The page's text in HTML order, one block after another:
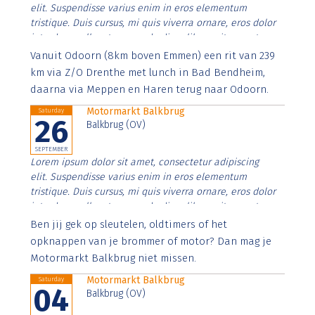
elit. Suspendisse varius enim in eros elementum
tristique. Duis cursus, mi quis viverra ornare, eros dolor
interdum nulla, ut commodo diam libero vitae erat.
Aenean faucibus nibh et justo cursus id rutrum lorem
imperdiet. Nunc ut sem vitae risus tristique posuere.
Vanuit Odoorn (8km boven Emmen) een rit van 239
km via Z/O Drenthe met lunch in Bad Bendheim,
daarna via Meppen en Haren terug naar Odoorn.
Saturday
26
SEPTEMBER
Motormarkt Balkbrug
Balkbrug (OV)
Lorem ipsum dolor sit amet, consectetur adipiscing
elit. Suspendisse varius enim in eros elementum
tristique. Duis cursus, mi quis viverra ornare, eros dolor
interdum nulla, ut commodo diam libero vitae erat.
Aenean faucibus nibh et justo cursus id rutrum lorem
imperdiet. Nunc ut sem vitae risus tristique posuere.
Ben jij gek op sleutelen, oldtimers of het
opknappen van je brommer of motor? Dan mag je
Motormarkt Balkbrug niet missen.
Saturday
04
Motormarkt Balkbrug
Balkbrug (OV)